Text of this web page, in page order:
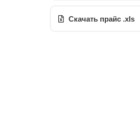
Скачать прайс .xls